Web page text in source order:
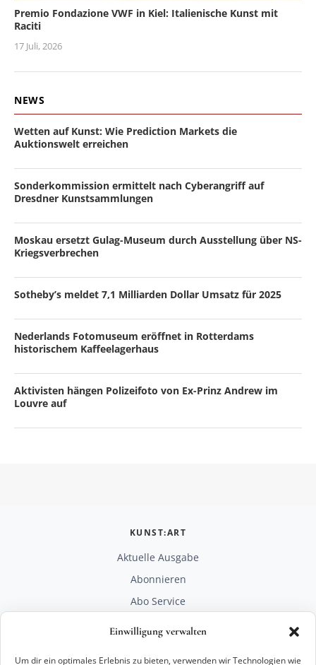
Einwilligung verwalten
Um dir ein optimales Erlebnis zu bieten, verwenden wir Technologien wie
Premio Fondazione VWF in Kiel: Italienische Kunst mit
Raciti
17 Juli, 2026
NEWS
Wetten auf Kunst: Wie Prediction Markets die
Auktionswelt erreichen
Sonderkommission ermittelt nach Cyberangriff auf
Dresdner Kunstsammlungen
Moskau ersetzt Gulag-Museum durch Ausstellung über NS-
Kriegsverbrechen
Sotheby’s meldet 7,1 Milliarden Dollar Umsatz für 2025
Nederlands Fotomuseum eröffnet in Rotterdams
historischem Kaffeelagerhaus
Aktivisten hängen Polizeifoto von Ex-Prinz Andrew im
Louvre auf
KUNST:ART
Aktuelle Ausgabe
Abonnieren
Abo Service